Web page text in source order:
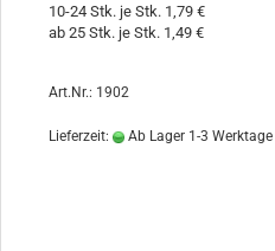
10-24 Stk. je Stk. 1,79 €
ab 25 Stk. je Stk. 1,49 €
Art.Nr.: 1902
Lieferzeit: Ab Lager 1-3 Werktage